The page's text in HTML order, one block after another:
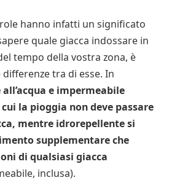
hanno infatti un significato
quale giacca indossare in
tempo della vostra zona, è
tra di esse. In
e impermeabile
la pioggia non deve passare
mentre idrorepellente si
supplementare che
di qualsiasi giacca
inclusa).